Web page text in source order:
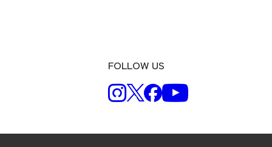
FOLLOW US